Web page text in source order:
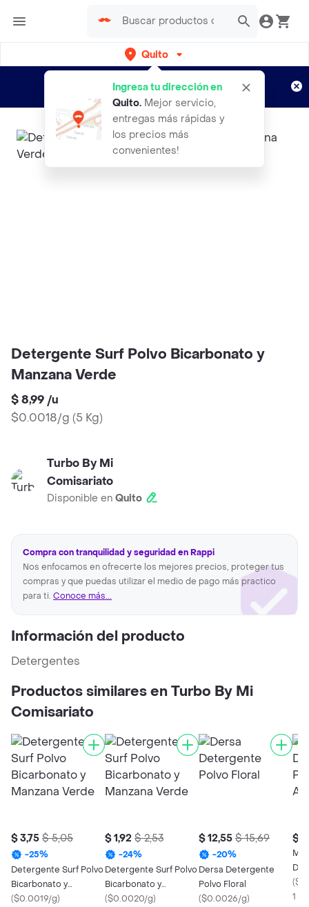
Quito
Ingresa tu dirección en
Quito. Mejor servicio,
entregas más rápidas y
los precios más
convenientes!
envíos gratis por semanas
Aplican TyC
Detergente Surf Polvo Bicarbonato y
Manzana Verde
$ 8,99 /u
$0.0018/g (5 Kg)
Turbo By Mi
Comisariato
Disponible en Quito
Compra con tranquilidad y seguridad en Rappi
Nos enfocamos en ofrecerte los mejores precios, proteger tus
compras y que puedas utilizar el medio de pago más practico
para ti. Conoce más...
Información del producto
Detergentes
Productos similares en Turbo By Mi
Comisariato
$ 3,75 $ 5,05
-25%
Detergente Surf Polvo
Bicarbonato y
Manzana Verde
($0.0019/g)
$ 1,92 $ 2,53
-24%
Detergente Surf Polvo
Bicarbonato y
Manzana Verde
($0.0020/g)
$ 12,55 $ 15,69
-20%
Dersa Detergente
Polvo Floral
($0.0026/g)
$
Mi
(
1 X